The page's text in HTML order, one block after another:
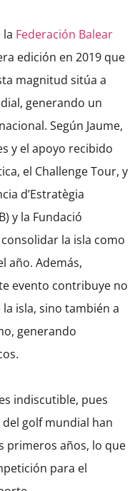
la Federación Balear
edición en 2019 que
magnitud sitúa a
generando un
Según Jaume,
y el apoyo recibido
el Challenge Tour, y
d’Estratègia
y la Fundació
la isla como
año. Además,
evento contribuye no
isla, sino también a
generando
indiscutible, pues
golf mundial han
primeros años, lo que
para el